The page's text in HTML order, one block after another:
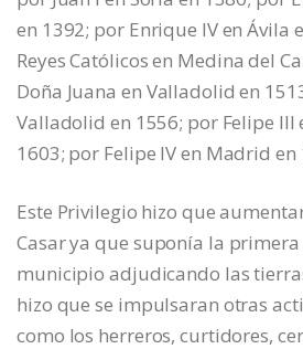
en 1392; por Enrique IV en Ávila
Reyes Católicos en Medina del
Doña Juana en Valladolid en
Valladolid en 1556; por Felipe III
1603; por Felipe IV en Madrid en
Este Privilegio hizo que
Casar ya que suponía la
municipio adjudicando las
hizo que se impulsaran otras
como los herreros, curtidores,